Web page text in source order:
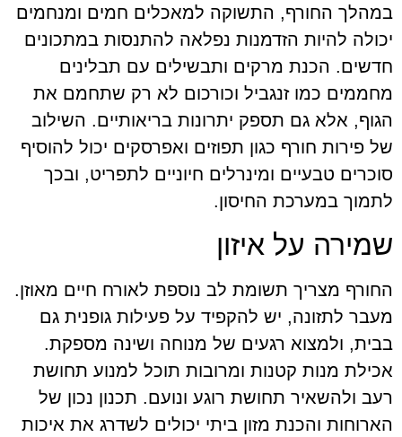
במהלך החורף, התשוקה למאכלים חמים ומנחמים
יכולה להיות הזדמנות נפלאה להתנסות במתכונים
חדשים. הכנת מרקים ותבשילים עם תבלינים
מחממים כמו זנגביל וכורכום לא רק שתחמם את
הגוף, אלא גם תספק יתרונות בריאותיים. השילוב
של פירות חורף כגון תפוזים ואפרסקים יכול להוסיף
סוכרים טבעיים ומינרלים חיוניים לתפריט, ובכך
לתמוך במערכת החיסון.
שמירה על איזון
החורף מצריך תשומת לב נוספת לאורח חיים מאוזן.
מעבר לתזונה, יש להקפיד על פעילות גופנית גם
בבית, ולמצוא רגעים של מנוחה ושינה מספקת.
אכילת מנות קטנות ומרובות תוכל למנוע תחושת
רעב ולהשאיר תחושת רוגע ונועם. תכנון נכון של
הארוחות והכנת מזון ביתי יכולים לשדרג את איכות